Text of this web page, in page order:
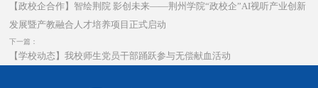
【政校企合作】智绘荆院 影创未来——荆州学院“政校企”AI视听产业创新
发展暨产教融合人才培养项目正式启动
下一篇：
【学校动态】我校师生党员干部踊跃参与无偿献血活动